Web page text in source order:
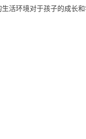
活环境对于孩子的成长和